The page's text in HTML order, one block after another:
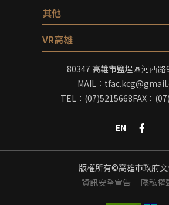
80347 高雄市鹽埕區河西路
MAIL：
TEL：(07)5215668FAX：
其他
VR高雄
EN
版權所有©高雄市政府
資訊安全宣告
隱私權